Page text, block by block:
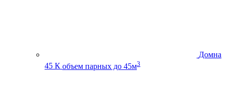
Домна
45 К объем парных до 45м3